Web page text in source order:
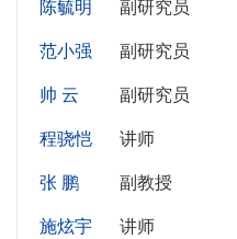
陈毓明 副研究员
范小强 副研究员
帅 云 副研究员
程骁恺 讲师
张 鹏 副教授
施炫宇 讲师